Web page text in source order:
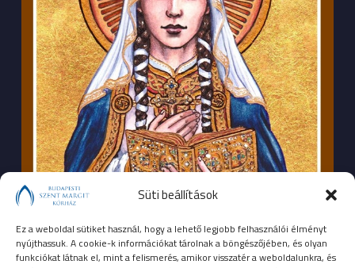
Süti beállítások
Ez a weboldal sütiket használ, hogy a lehető legjobb felhasználói élményt
nyújthassuk. A cookie-k információkat tárolnak a böngészőjében, és olyan
funkciókat látnak el, mint a felismerés, amikor visszatér a weboldalunkra, és